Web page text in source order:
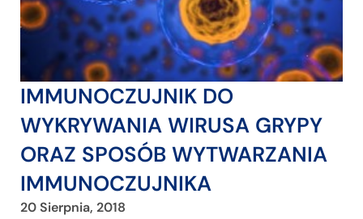
IMMUNOCZUJNIK DO
WYKRYWANIA WIRUSA GRYPY
ORAZ SPOSÓB WYTWARZANIA
IMMUNOCZUJNIKA
20 Sierpnia, 2018